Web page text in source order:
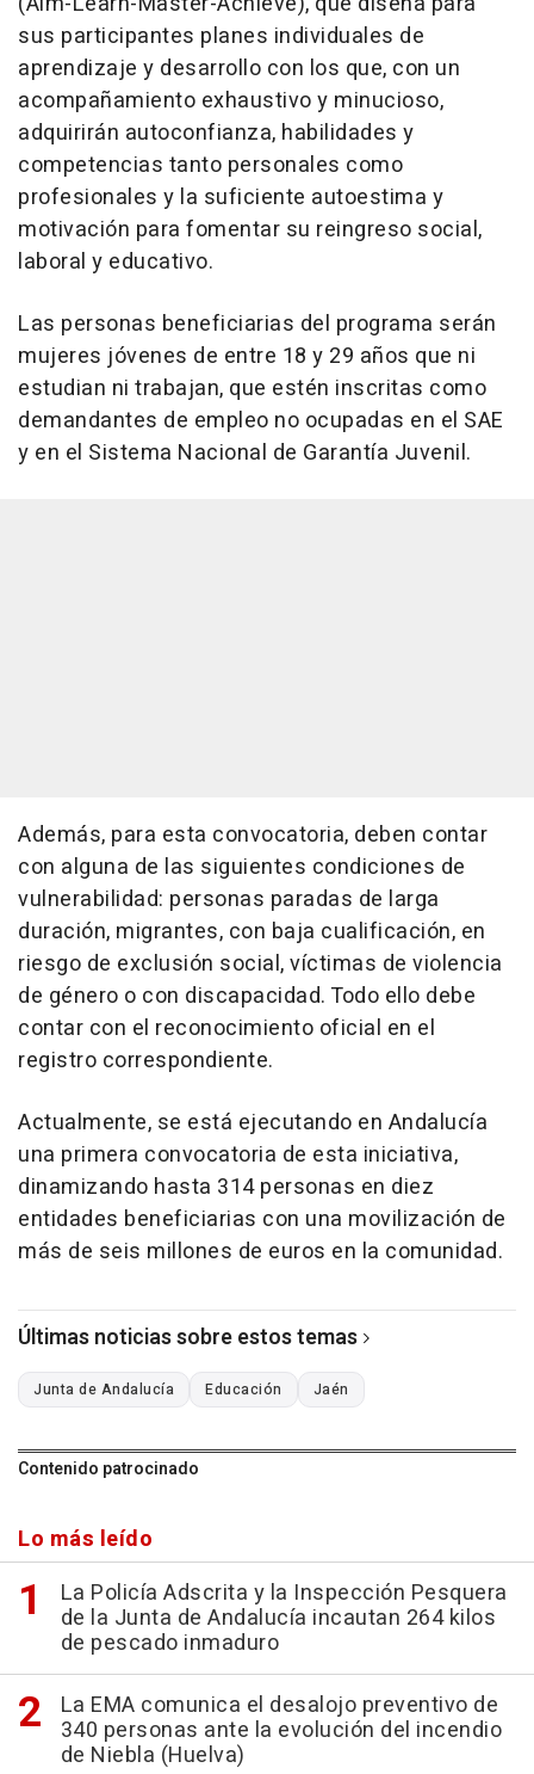
sus participantes planes individuales de
aprendizaje y desarrollo con los que, con un
acompañamiento exhaustivo y minucioso,
adquirirán autoconfianza, habilidades y
competencias tanto personales como
profesionales y la suficiente autoestima y
motivación para fomentar su reingreso social,
laboral y educativo.
Las personas beneficiarias del programa serán
mujeres jóvenes de entre 18 y 29 años que ni
estudian ni trabajan, que estén inscritas como
demandantes de empleo no ocupadas en el SAE
y en el Sistema Nacional de Garantía Juvenil.
Además, para esta convocatoria, deben contar
con alguna de las siguientes condiciones de
vulnerabilidad: personas paradas de larga
duración, migrantes, con baja cualificación, en
riesgo de exclusión social, víctimas de violencia
de género o con discapacidad. Todo ello debe
contar con el reconocimiento oficial en el
registro correspondiente.
Actualmente, se está ejecutando en Andalucía
una primera convocatoria de esta iniciativa,
dinamizando hasta 314 personas en diez
entidades beneficiarias con una movilización de
más de seis millones de euros en la comunidad.
Últimas noticias sobre estos temas
Junta de Andalucía Educación Jaén
Contenido patrocinado
Lo más leído
La Policía Adscrita y la Inspección Pesquera
de la Junta de Andalucía incautan 264 kilos
de pescado inmaduro
La EMA comunica el desalojo preventivo de
340 personas ante la evolución del incendio
de Niebla (Huelva)